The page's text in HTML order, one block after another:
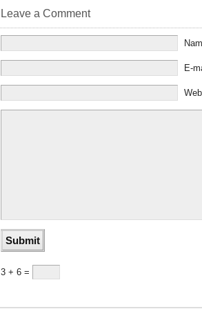
Leave a Comment
E-
3 + 6 =